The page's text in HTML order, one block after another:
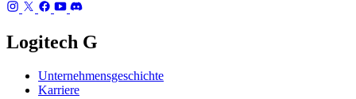
Logitech G
Unternehmensgeschichte
Karriere